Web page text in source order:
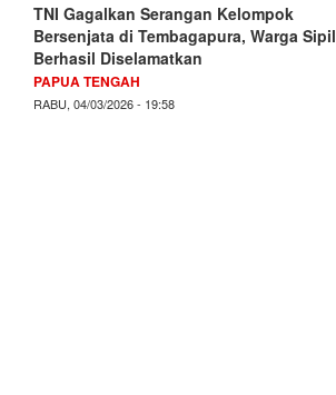
TNI Gagalkan Serangan Kelompok
Bersenjata di Tembagapura, Warga Sipil
Berhasil Diselamatkan
PAPUA TENGAH
RABU, 04/03/2026 - 19:58